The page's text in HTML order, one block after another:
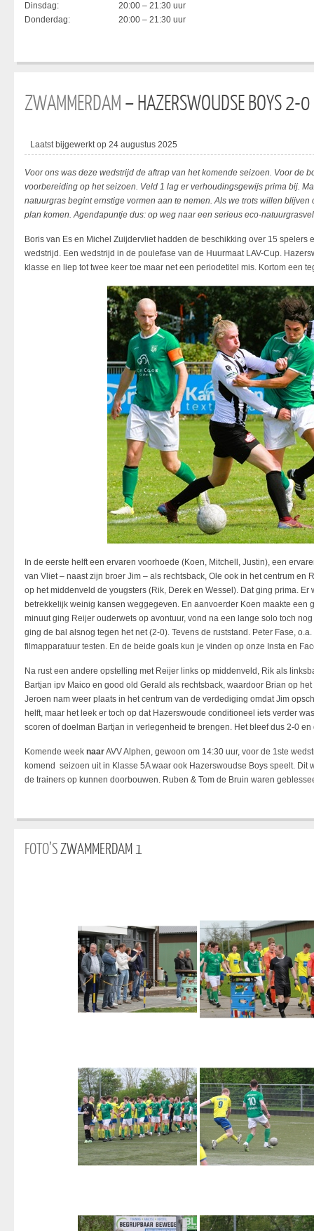
Dinsdag:
20:00 – 21:30 uur
Donderdag:
20:00 – 21:30 uur
ZWAMMERDAM– HAZERSWOUDSE BOYS 2-0
Laatst bijgewerkt op 24 augustus 2025
Voor ons was deze wedstrijd de aftrap van het komende seizoen. Voor de
voorbereiding op het seizoen. Veld 1 lag er verhoudingsgewijs prima bij.
natuurgras begint ernstige vormen aan te nemen. Als we trots willen
plan komen. Agendapuntje dus: op weg naar een serieus eco-
Boris van Es en Michel Zuijdervliet hadden de beschikking over 15 spelers
wedstrijd. Een wedstrijd in de poulefase van de Huurmaat LAV-Cup.
klasse en liep tot twee keer toe maar net een periodetitel mis. Kortom een
In de eerste helft een ervaren voorhoede (Koen, Mitchell, Justin), een
van Vliet – naast zijn broer Jim – als rechtsback, Ole ook in het centrum en
op het middenveld de yougsters (Rik, Derek en Wessel). Dat ging prima.
betrekkelijk weinig kansen weggegeven. En aanvoerder Koen maakte een
minuut ging Reijer ouderwets op avontuur, vond na een lange solo toch
ging de bal alsnog tegen het net (2-0). Tevens de ruststand. Peter Fase,
filmapparatuur testen. En de beide goals kun je vinden op onze Insta en
Na rust een andere opstelling met Reijer links op middenveld, Rik als
Bartjan ipv Maico en good old Gerald als rechtsback, waardoor Brian op
Jeroen nam weer plaats in het centrum van de verdediging omdat Jim
helft, maar het leek er toch op dat Hazerswoude conditioneel iets verder
scoren of doelman Bartjan in verlegenheid te brengen. Het bleef dus 2-0
Komende week naarAVV Alphen, gewoon om 14:30 uur, voor de 1ste
komend seizoen uit in Klasse 5A waar ook Hazerswoudse Boys speelt.
de trainers op kunnen doorbouwen. Ruben & Tom de Bruin waren
FOTO’SZWAMMERDAM 1